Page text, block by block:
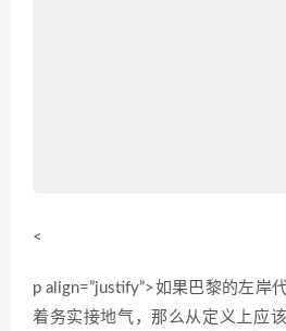
<
p align=”justify”>如果巴黎的左岸
着务实接地气，那么从定义上应